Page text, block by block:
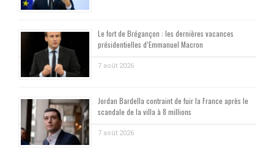
Le fort de Brégançon : les dernières vacances
présidentielles d’Emmanuel Macron
7 août 2026
Jordan Bardella contraint de fuir la France après le
scandale de la villa à 8 millions
7 août 2026